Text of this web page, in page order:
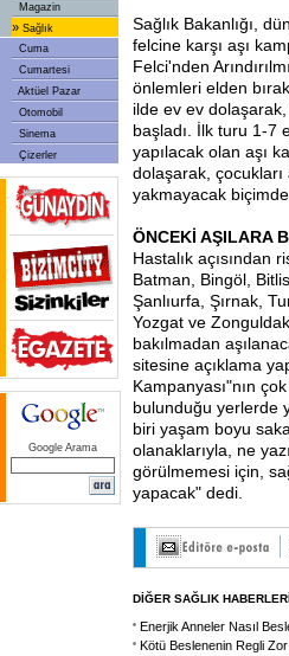
Magazin
» Sağlık
Cuma
Cumartesi
Aktüel Pazar
Otomobil
Sinema
Çizerler
Google Arama
Sağlık Bakanlığı,
felcine karşı aşı
Felci'nden
önlemleri elden
ilde ev ev
başladı. İlk turu 1-7
yapılacak olan aşı
dolaşarak, çocukları
yakmayacak
ÖNCEKİ AŞILARA
Hastalık açısından
Batman, Bingöl,
Şanlıurfa, Şırnak,
Yozgat ve
bakılmadan
sitesine açıklama
Kampanyası"nın
bulunduğu yerlerde
biri yaşam boyu
olanaklarıyla, ne
görülmemesi için,
yapacak" dedi.
DİĞER SAĞLIK
Enerjik Anneler Nasıl
Kötü Beslenenin Regli